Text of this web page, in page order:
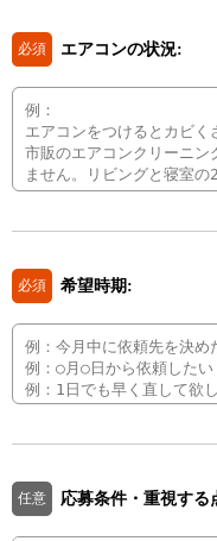
必須 エアコンの状況:
必須 希望時期:
任意 応募条件・重視する